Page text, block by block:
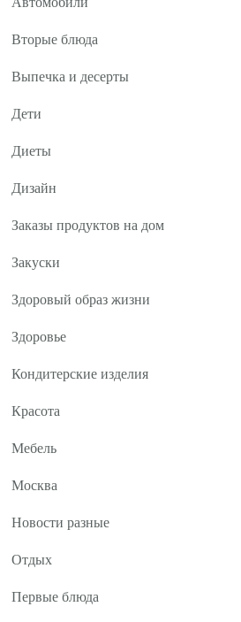
Вторые блюда
Выпечка и десерты
Дети
Диеты
Дизайн
Заказы продуктов на дом
Закуски
Здоровый образ жизни
Здоровье
Кондитерские изделия
Красота
Мебель
Москва
Новости разные
Отдых
Первые блюда